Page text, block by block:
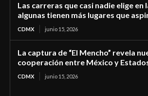
Las carreras que casi nadie elige en
algunas tienen más lugares que
CDMX junio 15, 2026
La captura de “El Mencho” revela
cooperación entre México y
CDMX junio 15, 2026